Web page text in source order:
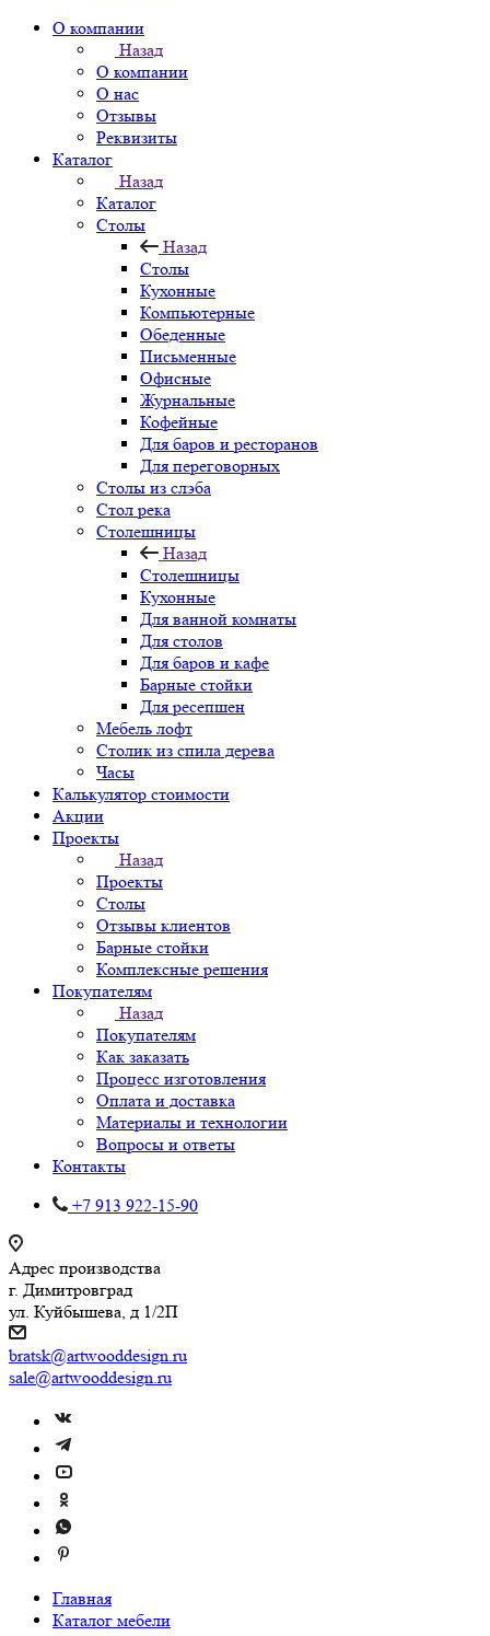
О компании
Назад
О компании
О нас
Отзывы
Реквизиты
Каталог
Назад
Каталог
Столы
Назад
Столы
Кухонные
Компьютерные
Обеденные
Письменные
Офисные
Журнальные
Кофейные
Для баров и ресторанов
Для переговорных
Столы из слэба
Стол река
Столешницы
Назад
Столешницы
Кухонные
Для ванной комнаты
Для столов
Для баров и кафе
Барные стойки
Для ресепшен
Мебель лофт
Столик из спила дерева
Часы
Калькулятор стоимости
Акции
Проекты
Назад
Проекты
Столы
Отзывы клиентов
Барные стойки
Комплексные решения
Покупателям
Назад
Покупателям
Как заказать
Процесс изготовления
Оплата и доставка
Материалы и технологии
Вопросы и ответы
Контакты
+7 913 922-15-90
Адрес производства
г. Димитровград
ул. Куйбышева, д 1/2П
bratsk@artwooddesign.ru
sale@artwooddesign.ru
Главная
Каталог мебели